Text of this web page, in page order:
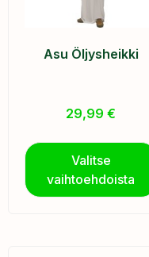
Asu Öljysheikki
29,99 €
Valitse
vaihtoehdoista